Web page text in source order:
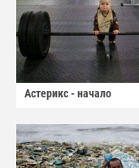
Астерикс - начало